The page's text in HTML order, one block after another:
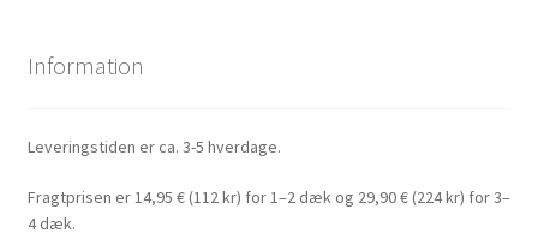
Information
Leveringstiden er ca. 3-5 hverdage.
Fragtprisen er 14,95 € (112 kr) for 1–2 dæk og 29,90 € (224 kr) for 3–
4 dæk.